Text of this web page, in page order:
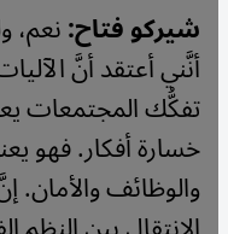
شيركو فتاح:نعم،
أنَّني أعتقد أنَّ
تفكُّك المجتمعات
خسارة أفكار. فهو
والوظائف والأمان.